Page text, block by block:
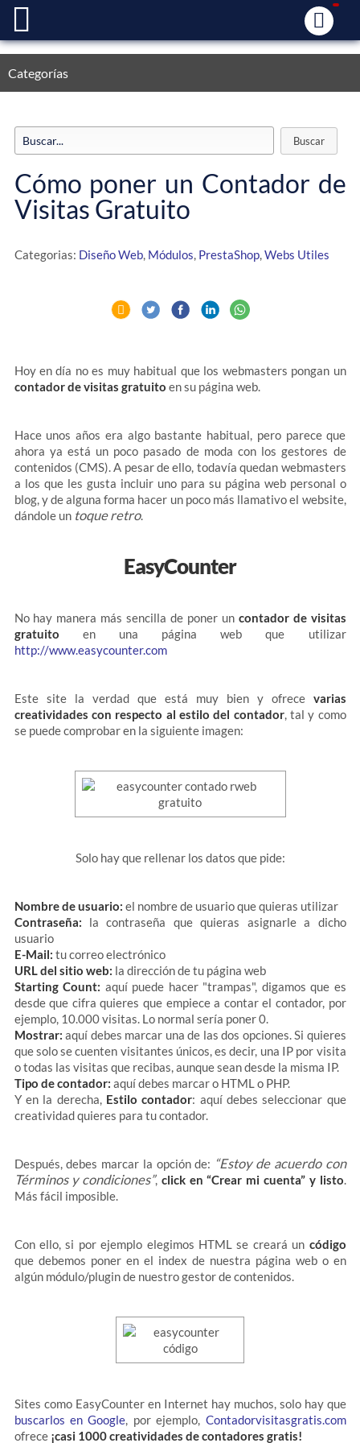
Categorías
Cómo poner un Contador de
Visitas Gratuito
Categorias: Diseño Web, Módulos, PrestaShop,Webs Utiles
Hoy en día no es muy habitual que los webmasters pongan un
contador de visitas gratuito en su página web.
Hace unos años era algo bastante habitual, pero parece que
ahora ya está un poco pasado de moda con los gestores de
contenidos (CMS). A pesar de ello, todavía quedan webmasters
a los que les gusta incluir uno para su página web personal o
blog, y de alguna forma hacer un poco más llamativo el website,
dándole untoque retro.
EasyCounter
No hay manera más sencilla de poner uncontador de visitas
gratuito en una página web que utilizar
http://www.easycounter.com
Este site la verdad que está muy bien y ofrece varias
creatividades con respecto al estilo del contador, tal y como
se puede comprobar en la siguiente imagen:
Solo hay que rellenar los datos que pide:
Nombre de usuario: el nombre de usuario que quieras utilizar
Contraseña: la contraseña que quieras asignarle a dicho
usuario
E-Mail: tu correo electrónico
URL del sitio web: la dirección de tu página web
Starting Count: aquí puede hacer "trampas", digamos que es
desde que cifra quieres que empiece a contar el contador, por
ejemplo, 10.000 visitas. Lo normal sería poner 0.
Mostrar: aquí debes marcar una de las dos opciones. Si quieres
que solo se cuenten visitantes únicos, es decir, una IP por visita
o todas las visitas que recibas, aunque sean desde la misma IP.
Tipo de contador: aquí debes marcar o HTML o PHP.
Y en la derecha, Estilo contador: aquí debes seleccionar que
creatividad quieres para tu contador.
Después, debes marcar la opción de: “Estoy de acuerdo con
Términos y condiciones”, click en “Crear mi cuenta” y listo.
Más fácil imposible.
Con ello, si por ejemplo elegimos HTML se creará un código
que debemos poner en el index de nuestra página web o en
algún módulo/plugin de nuestro gestor de contenidos.
Sites como EasyCounter en Internet hay muchos, solo hay que
buscarlos en Google, por ejemplo, Contadorvisitasgratis.com
ofrece ¡casi 1000 creatividades de contadores gratis!